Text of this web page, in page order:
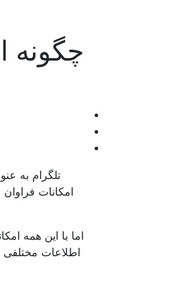
چگونه
تلگرام به
امکانات
اما با این همه
اطلاعات